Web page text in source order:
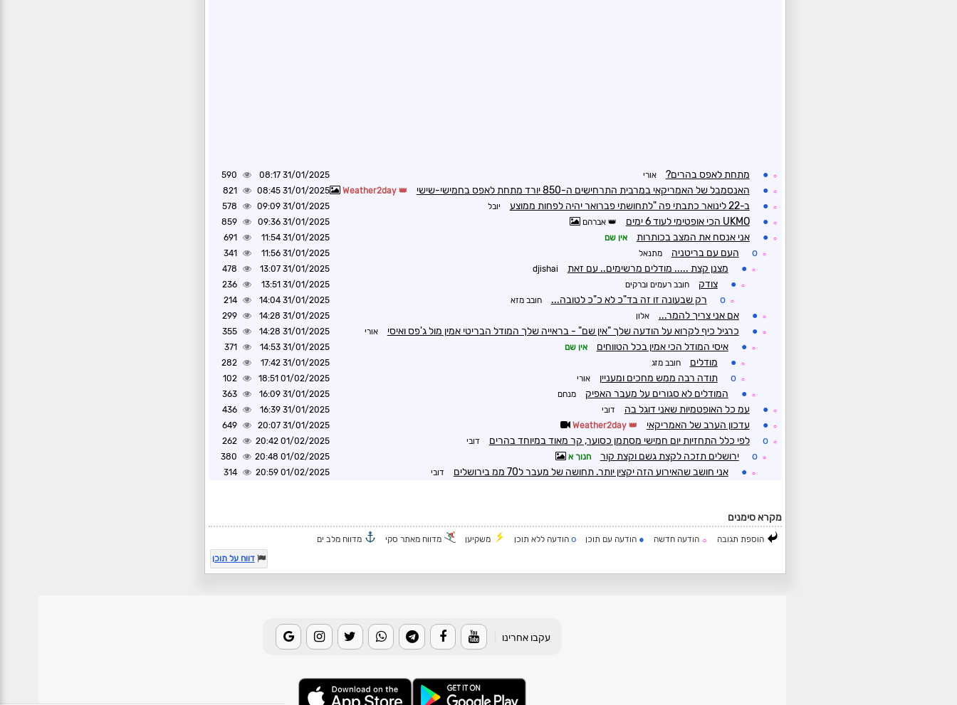
☼
● מתחת לאפס בהרים? אורי 31/01/2025 08:17
590
☼
● האנסמבל של האמריקאי במרבית התרחישים ה-850 יורד מתחת לאפס בחמישי-שישי Weather2day
31/01/2025 08:45
821
☼
● ב-22 לינואר כתבתי פה "לתחושתי פברואר יהיה לפחות ממוצע יובל 31/01/2025 09:09
578
☼
● UKMO הכי אופטימי לעוד 6 ימים אברהם 31/01/2025 09:36
859
☼
● אני אנסח את המצב בכותרות אין שם 31/01/2025 11:54
691
☼
o העם עם בריטניה מתנאל 31/01/2025 11:56
341
☼
● מצנן קצת ..... מודלים מרשימים.. עם זאת djishai
31/01/2025 13:07
478
☼
● צודק חובב רעמים וברקים 31/01/2025 13:51
236
☼
o רק שבעונה זו זה בד"כ לא כ"כ לטובה... חובב מזא 31/01/2025 14:04
214
☼
● אם אני צריך להמר... אלון 31/01/2025 14:28
299
☼
● כרגיל כיף לקרוא על הודעה שלך "אין שם" - בראייה שלך המודל הבריטי אמין מול ג'פס ואיסי אורי 31/01/2025 14:28
355
☼
● איסי המודל הכי אמין בכל הטווחים אין שם 31/01/2025 14:53
371
☼
● מודלים חובב מזג 31/01/2025 17:42
282
☼
o תודה רבה ממש מחכים ומעניין אורי 01/02/2025 18:51
102
☼
● המודלים לא סגורים על מעבר האפיק מנחם 31/01/2025 16:09
363
☼
● עמ כל האופטמיות שאני דוגל בה דובי 31/01/2025 16:39
436
☼
● עדכון הערב של האמריקאי Weather2day
31/01/2025 20:07
649
☼
o לפי כלל התחזיות יום חמישי מסתמן כסוער, קר מאוד במיוחד בהרים דובי 01/02/2025 20:42
262
☼
o ירושלים תזכה לקצת גשם וקצת קור חנוך א 01/02/2025 20:48
380
☼
● אני חושב שהאירוע הזה יקצין יותר. תחושה של מעבר ל70 ממ בירושלים דובי 01/02/2025 20:59
314
מקרא סימנים
הוספת תגובה ☼ הודעה חדשה ● הודעה עם תוכן o הודעה ללא תוכן משקיען מדווח מאתר סקי
מדווח מלב ים
דווח על תוכן
עקבו אחרינו